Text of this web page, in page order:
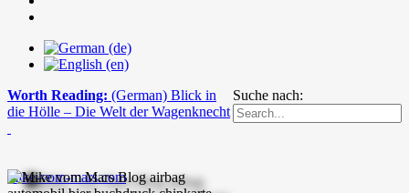
Suche nach:
Worth Reading: (German) Blick in
die Hölle – Die Welt der Wagenknecht
mike-vom-mars.com